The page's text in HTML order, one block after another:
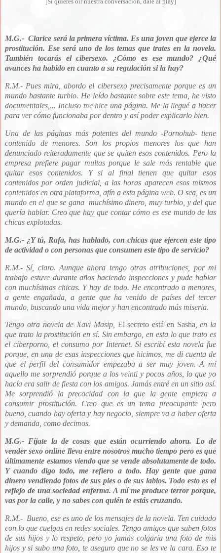
M.G.-Clarice será la primera víctima. Es una joven que ejerce la
prostitución. Ese será uno de los temas que trates en la novela.
También tocarás el cibersexo. ¿Cómo es ese mundo? ¿Qué
avances ha habido en cuanto a su regulación si la hay?
R.M.- Pues mira, abordo el cibersexo precisamente porque es un
mundo bastante turbio. He leído bastante sobre este tema, he visto
documentales,... Incluso me hice una página. Me la llegué a hacer
para ver cómo funcionaba por dentro y así poder explicarlo bien.
Una de las páginas más potentes del mundo -Pornohub- tiene
contenido de menores. Son los propios menores los que han
denunciado reiteradamente que se quiten esos contenidos. Pero la
empresa prefiere pagar multas porque le sale más rentable que
quitar esos contenidos. Y si al final tienen que quitar esos
contenidos por orden judicial, a las horas aparecen esos mismos
contenidos en otra plataforma, afín a esta página web. O sea, es un
mundo en el que se gana muchísimo dinero, muy turbio, y del que
quería hablar. Creo que hay que contar cómo es ese mundo de las
chicas explotadas.
M.G.- ¿Y tú, Rafa, has hablado, con chicas que ejercen este tipo
de actividad o con personas que consumen este tipo de servicio?
R.M.- Sí, claro. Aunque ahora tengo otras atribuciones, por mi
trabajo estuve durante años haciendo inspecciones y pude hablar
con muchísimas chicas. Y hay de todo. He encontrado a menores,
a gente engañada, a gente que ha venido de paísesdel tercer
mundo, buscando una vida mejor y han encontrado más miseria.
Tengo otra novela de Xavi Masip, El secreto está en Sasha , en la
que trato la prostitución en sí. Sin embargo, en esta lo que trato es
el ciberporno, el consumo por Internet. Si escribí esta novela fue
porque, en una de esas inspecciones que hicimos, me di cuenta de
que el perfil del consumidor empezaba a ser muy joven. A mí
aquello me sorprendió porque a los veinti y pocos años, lo que yo
hacía era salir de fiesta con los amigos. Jamás entré en un sitio así.
Me sorprendió laprecocidad con la que la gente empieza a
consumir prostitución. Creo que es un tema preocupante pero
bueno, cuando hay oferta y hay negocio, siempre va a haber oferta
y demanda, como decimos.
M.G.- Fíjate la de cosas que están ocurriendo ahora. Lo de
vender sexo online lleva entre nosotros mucho tiempo pero es que
últimamente estamos viendo que se vende absolutamente de todo.
Y cuando digo todo, me refiero a todo. Hay gente que gana
dinero vendiendo fotos de sus pies o de sus labios. Todo esto es el
reflejo de una sociedad enferma. A mí me produce terror porque,
vas por la calle, y no sabes con quién te estás cruzando.
R.M.- Bueno , ese es uno de los mensajes de la novela. Ten cuidado
con lo que cuelgas en redes sociales. Tengo amigos que suben fotos
de sus hijos y lo respeto, pero yo jamás colgaría una foto de mis
hijos y si subo una foto, te aseguro que no se les ve la cara. Eso te